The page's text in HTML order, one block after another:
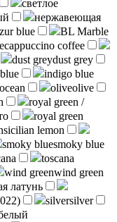
светлое
нержавеющая
blue
BL Marble
cappuccino coffee
dust greydust grey
indigo blue
ocean oliveolive
royal green /
royal green
sicilian lemon
smoky bluesmoky blue
toscana
wind greenwind green
латунь
silversilver